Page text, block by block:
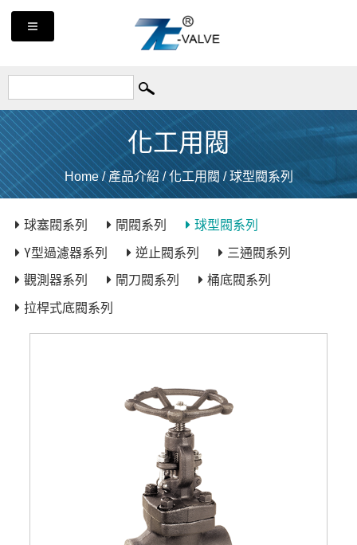
化工用閥
Home/產品介紹/化工用閥/球型閥系列
球塞閥系列 閘閥系列
球型閥系列
Y型過濾器系列
逆止閥系列
三通閥系列
觀測器系列
閘刀閥系列
桶底閥系列
拉桿式底閥系列